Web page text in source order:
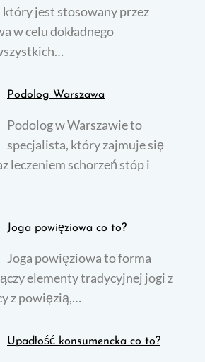
jest stosowany przez
w celu dokładnego
Podolog Warszawa
Podolog w Warszawie to
specjalista, który zajmuje się
leczeniem schorzeń stóp i
Joga powięziowa co to?
Joga powięziowa to forma
elementy tradycyjnej jogi z
z powięzią,…
Upadłość konsumencka co to?